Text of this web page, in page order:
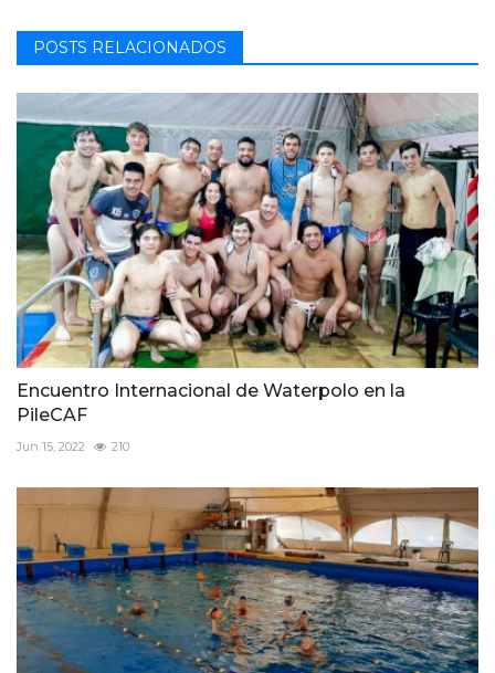
POSTS RELACIONADOS
Encuentro Internacional de Waterpolo en la
PileCAF
Jun 15, 2022 210